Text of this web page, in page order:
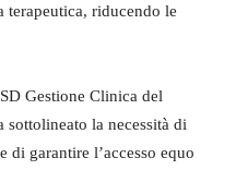
terapeutica, riducendo le
Gestione Clinica del
sottolineato la necessità di
di garantire l’accesso equo